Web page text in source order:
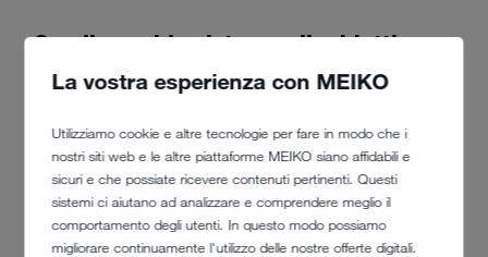
La vostra esperienza con MEIKO
Utilizziamo cookie e altre tecnologie per fare in modo che i
nostri siti web e le altre piattaforme MEIKO siano affidabili e
sicuri e che possiate ricevere contenuti pertinenti. Questi
sistemi ci aiutano ad analizzare e comprendere meglio il
comportamento degli utenti. In questo modo possiamo
migliorare continuamente l'utilizzo delle nostre offerte digitali.
Con il vecchio sistema gli addetti
dovevano a volte distendersi di 90 cm
L’età media del personale è di 47 anni. Utilizzeremo il nuovo sistema
per i prossimi dieci anni, quando l’età media del personale sarà di 57
anni. Era necessario avere un nuovo impianto per ridurre il carico di
lavoro e soprattutto la necessità di distensione e piegamento".